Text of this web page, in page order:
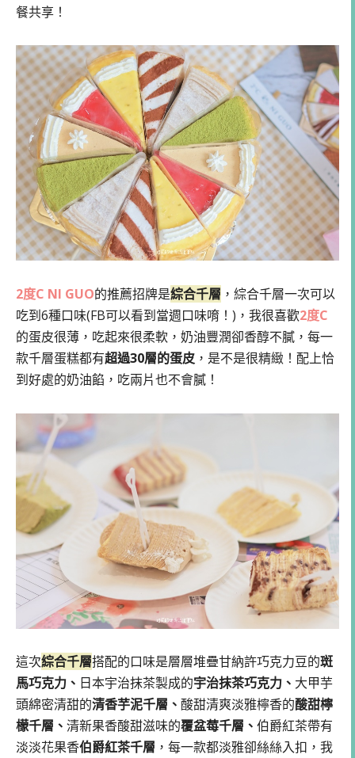
餐共享！
2度C NI GUO的推薦招牌是綜合千層 ，綜合千層一次可以
吃到6種口味(FB可以看到當週口味唷！)，我很喜歡2度C
的蛋皮很薄，吃起來很柔軟，奶油豐潤卻香醇不膩，每一
款千層蛋糕都有超過30層的蛋皮 ，是不是很精緻！配上恰
到好處的奶油餡，吃兩片也不會膩！
這次綜合千層搭配的口味是層層堆疊甘納許巧克力豆的斑
馬巧克力、 日本宇治抹茶製成的宇治抹茶巧克力、 大甲芋
頭綿密清甜的清香芋泥千層、 酸甜清爽淡雅檸香的酸甜檸
檬千層、 清新果香酸甜滋味的覆盆莓千層、 伯爵紅茶帶有
淡淡花果香伯爵紅茶千層 ，每一款都淡雅卻絲絲入扣，我